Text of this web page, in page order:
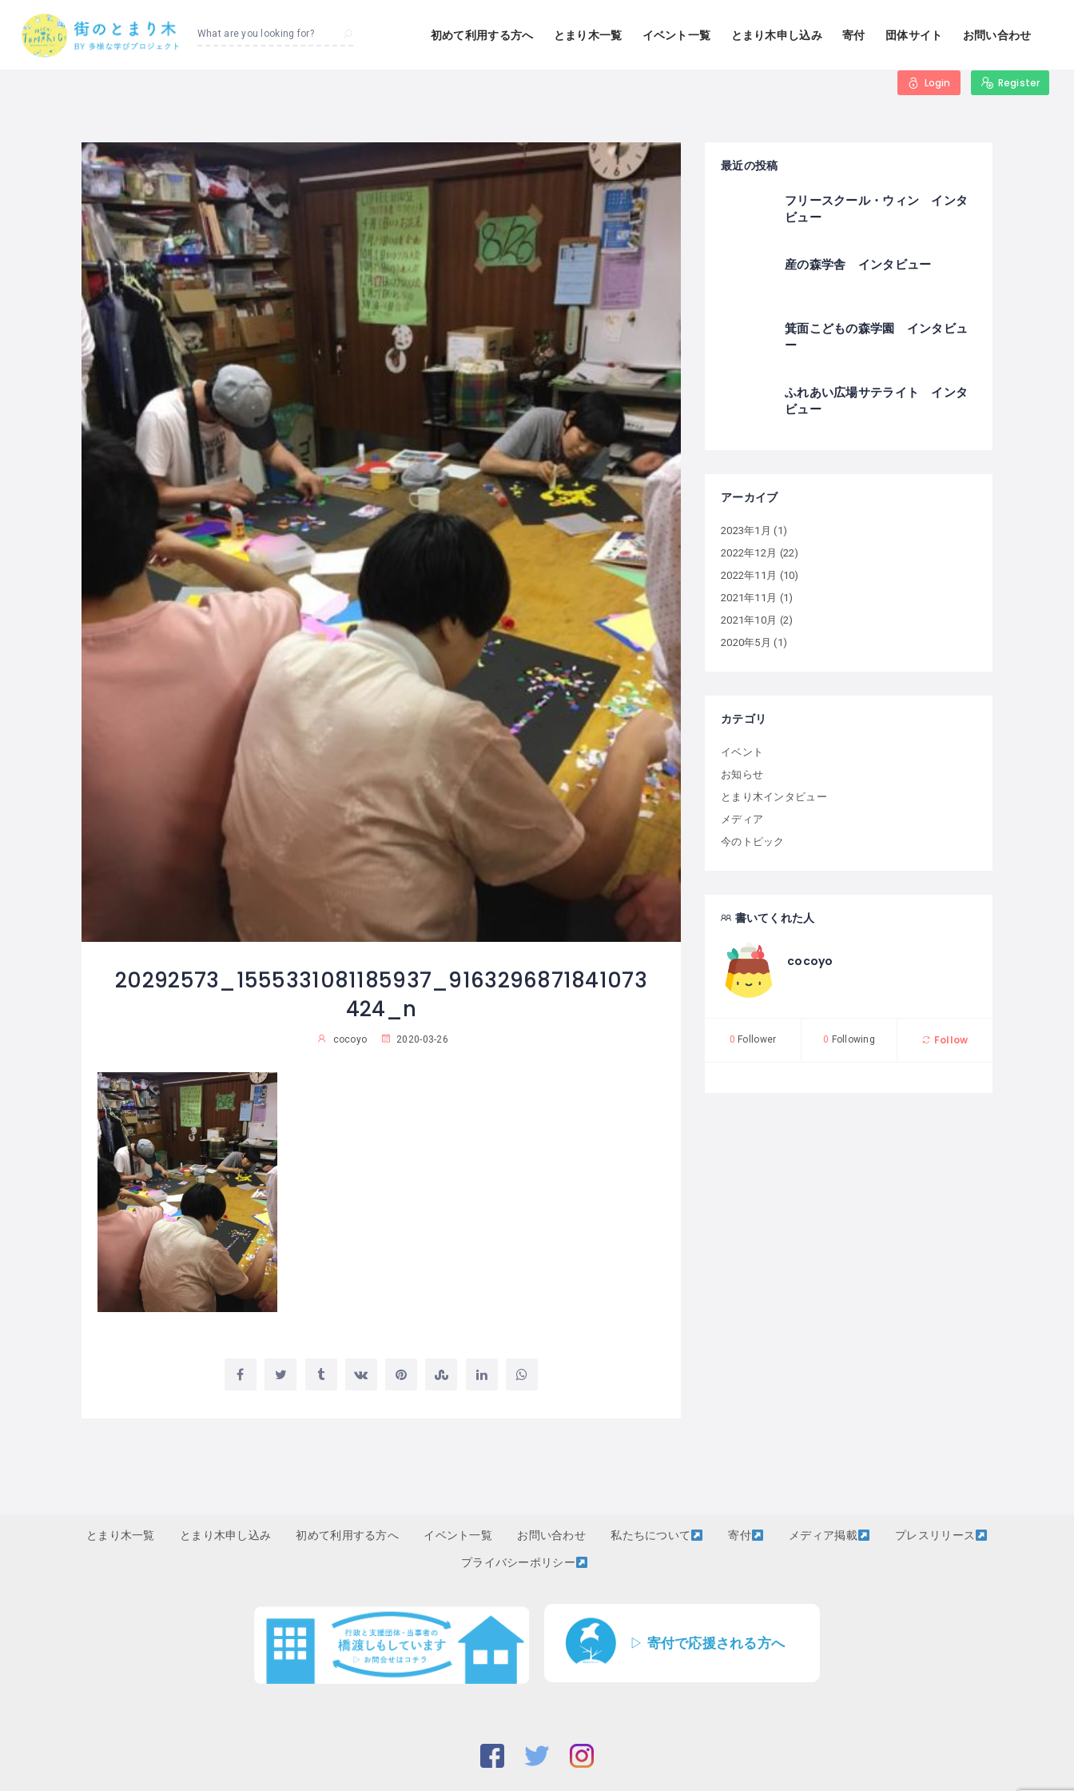
What are you looking for? 初めて利用する方へ とまり木一覧 イベント一覧 とまり木申し込み 寄付 団体サイト お問い合わせ
Login Register
20292573_1555331081185937_9163296871841073
424_n
cocoyo 2020-03-26
最近の投稿
フリースクール・ウィン インタ
ビュー
産の森学舎 インタビュー
箕面こどもの森学園 インタビュ
ー
ふれあい広場サテライト インタ
ビュー
アーカイブ
2023年1月 (1)
2022年12月 (22)
2022年11月 (10)
2021年11月 (1)
2021年10月 (2)
2020年5月 (1)
カテゴリ
イベント
お知らせ
とまり木インタビュー
メディア
今のトピック
書いてくれた人
cocoyo
0 Follower 0 Following Follow
とまり木一覧 とまり木申し込み 初めて利用する方へ イベント一覧 お問い合わせ 私たちについて 寄付 メディア掲載 プレスリリース
プライバシーポリシー
▷ 寄付で応援される方へ